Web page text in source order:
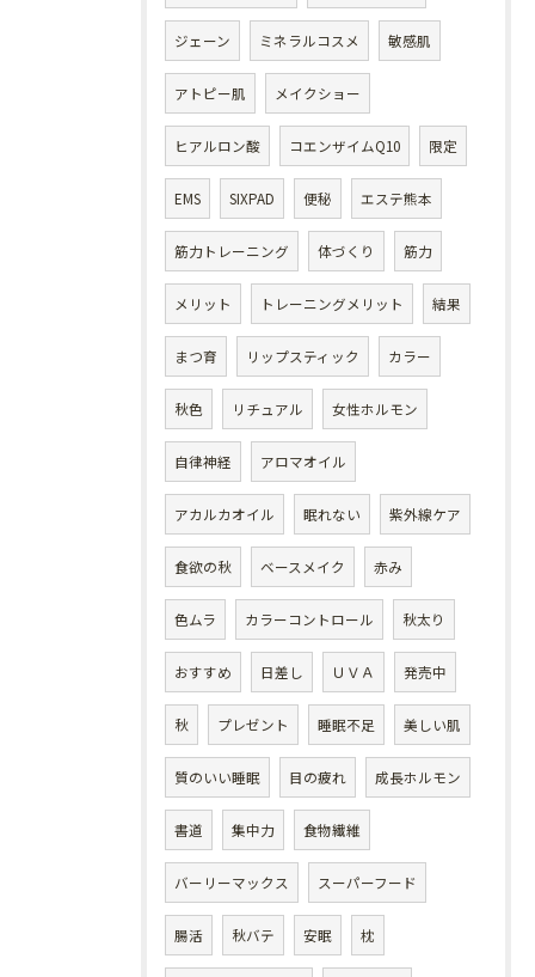
ジェーン ミネラルコスメ 敏感肌
アトピー肌 メイクショー
ヒアルロン酸 コエンザイムQ10 限定
EMS SIXPAD 便秘 エステ熊本
筋力トレーニング 体づくり 筋力
メリット トレーニングメリット 結果
まつ育 リップスティック カラー
秋色 リチュアル 女性ホルモン
自律神経 アロマオイル
アカルカオイル 眠れない 紫外線ケア
食欲の秋 ベースメイク 赤み
色ムラ カラーコントロール 秋太り
おすすめ 日差し ＵＶＡ 発売中
秋 プレゼント 睡眠不足 美しい肌
質のいい睡眠 目の疲れ 成長ホルモン
書道 集中力 食物繊維
バーリーマックス スーパーフード
腸活 秋バテ 安眠 枕